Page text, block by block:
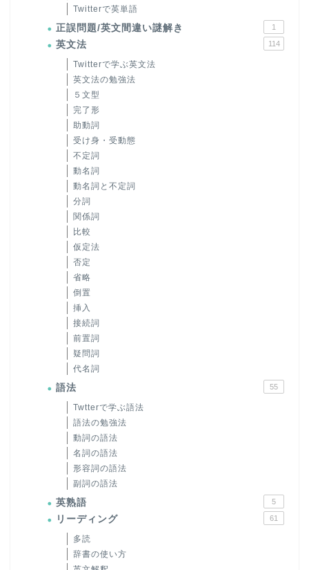
Twitterで英単語
正誤問題/英文間違い謎解き 1
英文法 114
Twitterで学ぶ英文法
英文法の勉強法
５文型
完了形
助動詞
受け身・受動態
不定詞
動名詞
動名詞と不定詞
分詞
関係詞
比較
仮定法
否定
省略
倒置
挿入
接続詞
前置詞
疑問詞
代名詞
語法 55
Twtterで学ぶ語法
語法の勉強法
動詞の語法
名詞の語法
形容詞の語法
副詞の語法
英熟語 5
リーディング 61
多読
辞書の使い方